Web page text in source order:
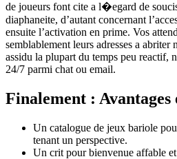
de joueurs font cite a l�egard de
diaphaneite, d’autant concernant
ensuite l’activation en prime. Vos
semblablement leurs adresses a abriter
assidu la plupart du temps peu reactif,
24/7 parmi chat ou email.
Finalement : Avantages
Un catalogue de jeux bariole
tenant un perspective.
Un crit pour bienvenue affable